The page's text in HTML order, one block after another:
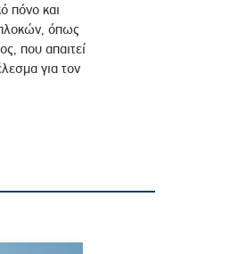
πόνο και
όπως
που απαιτεί
για τον